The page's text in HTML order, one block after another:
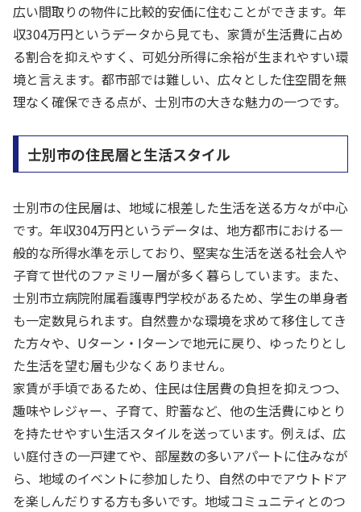
広い間取りの物件に比較的安価に住むことができます。年
収304万円というデータから見ても、家賃が生活費に占め
る割合を抑えやすく、可処分所得に余裕が生まれやすい環
境と言えます。都市部では難しい、広々とした住空間を無
理なく確保できる点が、士別市の大きな魅力の一つです。
士別市の住民層と生活スタイル
士別市の住民層は、地域に根差した生活を送る方々が中心
です。年収304万円というデータは、地方都市における一
般的な所得水準を示しており、堅実な生活を送る社会人や
子育て世代のファミリー層が多く暮らしています。また、
士別市立病院附属看護専門学校があるため、学生の単身者
も一定数見られます。自然豊かな環境を求めて移住してき
た方々や、Uターン・Iターンで地元に戻り、ゆったりとし
た生活を望む層も少なくありません。
家賃が手頃であるため、住民は住居費の負担を抑えつつ、
趣味やレジャー、子育て、貯蓄など、他の生活費にゆとり
を持たせやすい生活スタイルを送っています。例えば、広
い庭付きの一戸建てや、部屋数の多いアパートに住みなが
ら、地域のイベントに参加したり、自然の中でアウトドア
を楽しんだりする方も多いです。地域コミュニティとのつ